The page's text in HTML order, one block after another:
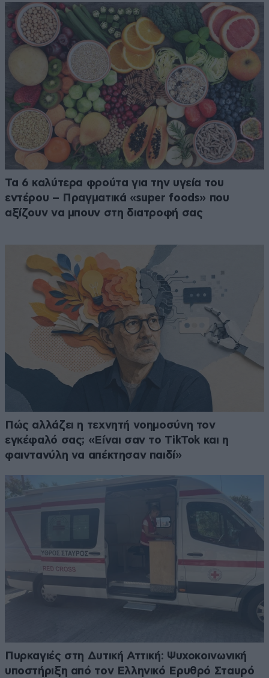
Τα 6 καλύτερα φρούτα για την υγεία του
εντέρου – Πραγματικά «super foods» που
αξίζουν να μπουν στη διατροφή σας
Πώς αλλάζει η τεχνητή νοημοσύνη τον
εγκέφαλό σας; «Είναι σαν το TikTok και η
φαιντανύλη να απέκτησαν παιδί»
Πυρκαγιές στη Δυτική Αττική: Ψυχοκοινωνική
υποστήριξη από τον Ελληνικό Ερυθρό Σταυρό